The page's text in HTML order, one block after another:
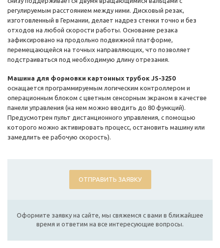
регулируемым расстоянием между ними. Дисковый резак,
изготовленный в Германии, делает надрез стенки точно и без
отходов на любой скорости работы. Основание резака
зафиксировано на продольно подвижной платформе,
перемещающейся на точных направляющих, что позволяет
подстраиваться под необходимую длину отрезания.
Машина для формовки картонных трубок JS-3250
оснащается программируемым логическим контроллером и
операционным блоком с цветным сенсорным экраном в качестве
панели управления (на нем можно вводить до 80 функций).
Предусмотрен пульт дистанционного управления, с помощью
которого можно активировать процесс, остановить машину или
замедлить ее рабочую скорость).
ОТПРАВИТЬ ЗАЯВКУ
Оформите заявку на сайте, мы свяжемся с вами в ближайшее
время и ответим на все интересующие вопросы.